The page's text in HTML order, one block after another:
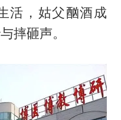
活，姑父酗酒成
摔砸声。